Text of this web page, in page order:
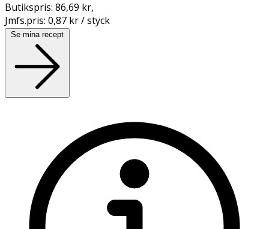
Butikspris: 86,69 kr,
Jmfs.pris: 0,87 kr / styck
Se mina recept